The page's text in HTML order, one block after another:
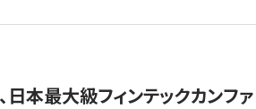
日本最大級フィンテックカン